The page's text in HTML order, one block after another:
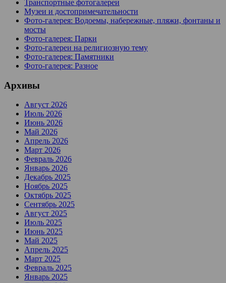
Транспортные фотогалереи
Музеи и достопримечательности
Фото-галерея: Водоемы, набережные, пляжи, фонтаны и
мосты
Фото-галерея: Парки
Фото-галереи на религиозную тему
Фото-галерея: Памятники
Фото-галерея: Разное
Архивы
Август 2026
Июль 2026
Июнь 2026
Май 2026
Апрель 2026
Март 2026
Февраль 2026
Январь 2026
Декабрь 2025
Ноябрь 2025
Октябрь 2025
Сентябрь 2025
Август 2025
Июль 2025
Июнь 2025
Май 2025
Апрель 2025
Март 2025
Февраль 2025
Январь 2025